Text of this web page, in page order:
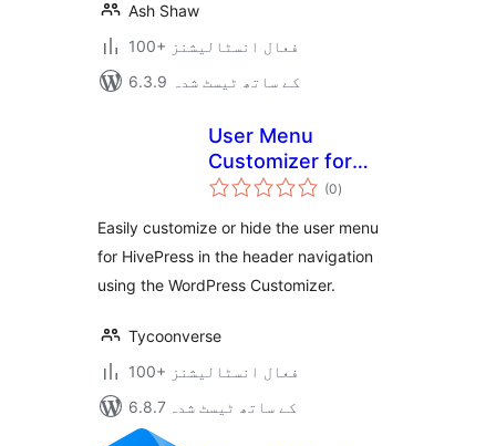
Ash Shaw
100+ فعال انسٹالیشنز
6.3.9 کے ساتھ ٹیسٹ شدہ
User Menu
Customizer for
HivePress
(0مجموعی
درجہ
)
Easily customize or hide the user menu
for HivePress in the header navigation
using the WordPress Customizer.
Tycoonverse
100+ فعال انسٹالیشنز
6.8.7 کے ساتھ ٹیسٹ شدہ